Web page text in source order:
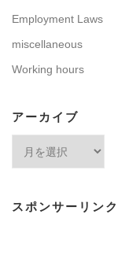
Employment Laws
miscellaneous
Working hours
アーカイブ
スポンサーリンク